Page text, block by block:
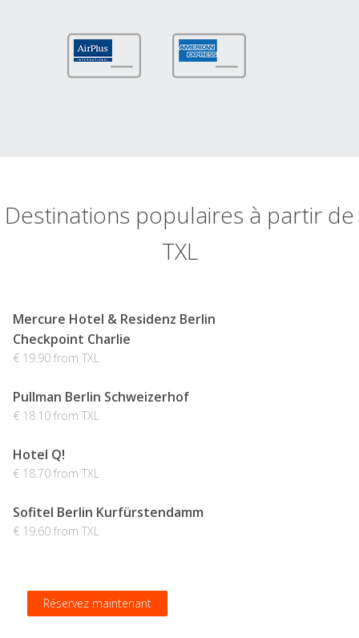
Destinations populaires à partir de
TXL
Mercure Hotel & Residenz Berlin
Checkpoint Charlie
€ 19.90 from TXL
Réservez maintenant
Pullman Berlin Schweizerhof
€ 18.10 from TXL
Réservez maintenant
Hotel Q!
€ 18.70 from TXL
Réservez maintenant
Sofitel Berlin Kurfürstendamm
€ 19.60 from TXL
Réservez maintenant